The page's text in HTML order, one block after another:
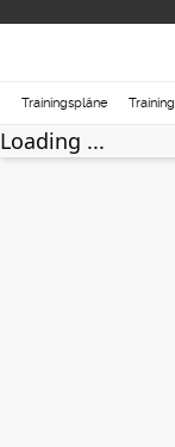
Trainingspläne Training
Loading ...